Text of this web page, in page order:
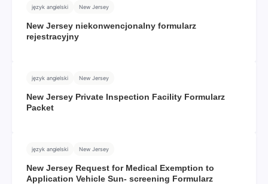
język angielski New Jersey
New Jersey niekonwencjonalny formularz
rejestracyjny
język angielski New Jersey
New Jersey Private Inspection Facility Formularz
Packet
język angielski New Jersey
New Jersey Request for Medical Exemption to
Application Vehicle Sun- screening Formularz